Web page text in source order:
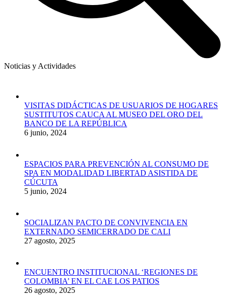
Noticias y Actividades
VISITAS DIDÁCTICAS DE USUARIOS DE HOGARES
SUSTITUTOS CAUCA AL MUSEO DEL ORO DEL
BANCO DE LA REPÚBLICA
6 junio, 2024
ESPACIOS PARA PREVENCIÓN AL CONSUMO DE
SPA EN MODALIDAD LIBERTAD ASISTIDA DE
CÚCUTA
5 junio, 2024
SOCIALIZAN PACTO DE CONVIVENCIA EN
EXTERNADO SEMICERRADO DE CALI
27 agosto, 2025
ENCUENTRO INSTITUCIONAL ‘REGIONES DE
COLOMBIA’ EN EL CAE LOS PATIOS
26 agosto, 2025